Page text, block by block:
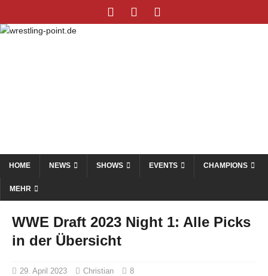
HOME NEWS SHOWS EVENTS CHAMPIONS
MEHR
WWE Draft 2023 Night 1: Alle Picks
in der Übersicht
29. April 2023 Christian 8